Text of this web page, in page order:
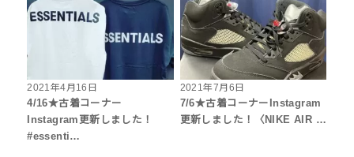
2021年4月16日
4/16★古着コーナー
Instagram更新しました！
#essenti…
2021年7月6日
7/6★古着コーナーInstagram
更新しました！〈NIKE AIR …